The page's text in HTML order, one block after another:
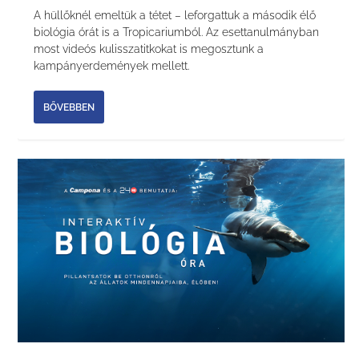
A hüllőknél emeltük a tétet – leforgattuk a második élő
biológia órát is a Tropicariumból. Az esettanulmányban
most videós kulisszatitkokat is megosztunk a
kampányerdemények mellett.
BŐVEBBEN